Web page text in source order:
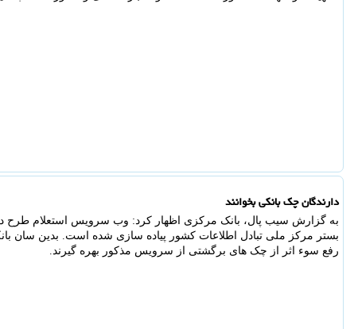
دارندگان چک بانکی بخوانند
به گزارش سیب پال، بانک مرکزی اظهار کرد: وب سرویس استعلام طرح
بستر مرکز ملی تبادل اطلاعات کشور پیاده سازی شده است. بدین سان
رفع سوء اثر از چک های برگشتی از سرویس مذکور بهره گیرند.